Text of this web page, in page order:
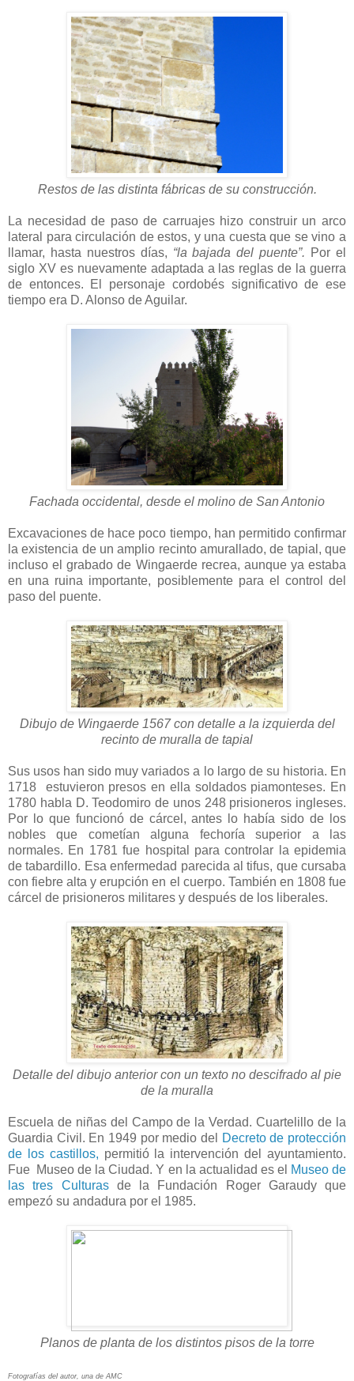
Restos de las distinta fábricas de su construcción.
La necesidad de paso de carruajes hizo construir un arco
lateral para circulación de estos, y una cuesta que se vino a
llamar, hasta nuestros días, “la bajada del puente”. Por el
siglo XV es nuevamente adaptada a las reglas de la guerra
de entonces. El personaje cordobés significativo de ese
tiempo era D. Alonso de Aguilar.
Fachada occidental, desde el molino de San Antonio
Excavaciones de hace poco tiempo, han permitido confirmar
la existencia de un amplio recinto amurallado, de tapial, que
incluso el grabado de Wingaerde recrea, aunque ya estaba
en una ruina importante, posiblemente para el control del
paso del puente.
Dibujo de Wingaerde 1567 con detalle a la izquierda del
recinto de muralla de tapial
Sus usos han sido muy variados a lo largo de su historia. En
1718 estuvieron presos en ella soldados piamonteses. En
1780 habla D. Teodomiro de unos 248 prisioneros ingleses.
Por lo que funcionó de cárcel, antes lo había sido de los
nobles que cometían alguna fechoría superior a las
normales. En 1781 fue hospital para controlar la epidemia
de tabardillo. Esa enfermedad parecida al tifus, que cursaba
con fiebre alta y erupción en el cuerpo. También en 1808 fue
cárcel de prisioneros militares y después de los liberales.
Detalle del dibujo anterior con un texto no descifrado al pie
de la muralla
Escuela de niñas del Campo de la Verdad. Cuartelillo de la
Guardia Civil. En 1949 por medio del
Decreto de protección
de los castillos, permitió la intervención del ayuntamiento.
Fue Museo de la Ciudad. Y en la actualidad es el Museo de
las tres Culturasde la Fundación Roger Garaudy que
empezó su andadura por el 1985.
Planos de planta de los distintos pisos de la torre
Fotografías del autor, una de AMC